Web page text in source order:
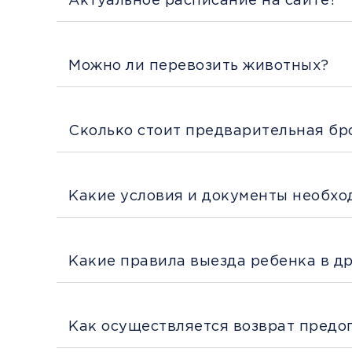
Можно ли перевозить животных?
Сколько стоит предварительная
Какие условия и документы
Какие правила выезда ребенка в
Как осуществляется возврат